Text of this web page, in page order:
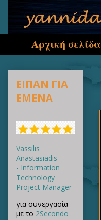
Αρχική σελίδα
ΕΙΠΑΝ ΓΙΑ
ΕΜΕΝΑ
Vassilis
Anastasiadis
- Information
Technology
Project Manager
για συνεργασία
με το 2Secondo